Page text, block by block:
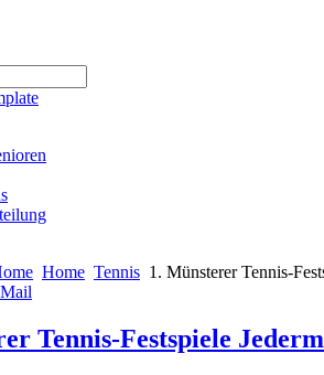
Home Tennis 1. Münsterer Tennis-
Tennis-Festspiele